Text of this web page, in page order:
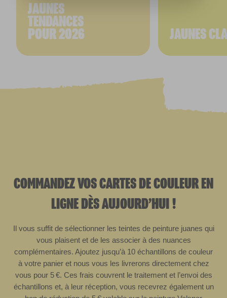
JAUNES
TENDANCES
POUR 2026 JAUNES
COMMANDEZ VOS CARTES DE COULEUR EN
LIGNE DÈS AUJOURD’HUI !
Il vous suffit de sélectionner les teintes de peinturejuanes qui
vous plaisent et de les associer à des nuances
complémentaires. Ajoutez jusqu’à 10 échantillons de couleur
à votre panier et nous vous les livrerons directement chez
vous pour 5 €. Ces frais couvrent le traitement et l’envoi des
échantillons et, à leur réception, vous recevrez également un